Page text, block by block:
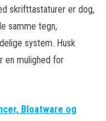
skrifttastaturer er dog,
samme tegn,
system. Husk
en mulighed for
Bloatware og